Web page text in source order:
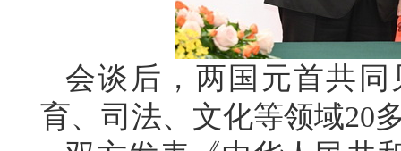
会谈后，两国元首共
育、司法、文化等领域20